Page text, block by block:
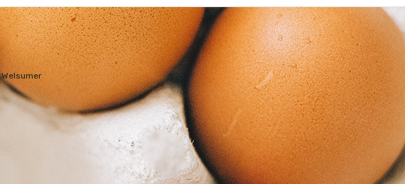
Welsumer